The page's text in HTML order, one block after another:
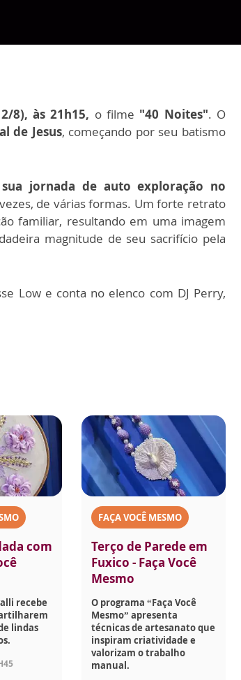
8), às 21h15, o filme "40 Noites". O
de Jesus, começando por seu batismo
jornada de auto exploração no
de várias formas. Um forte retrato
familiar, resultando em uma imagem
magnitude de seu sacrifício pela
Low e conta no elenco com DJ Perry,
com
recebe
lindas
FAÇA VOCÊ MESMO
Terço de Parede em
Fuxico - Faça Você
Mesmo
O programa “Faça Você
Mesmo” apresenta
técnicas de artesanato que
inspiram criatividade e
valorizam o trabalho
manual.